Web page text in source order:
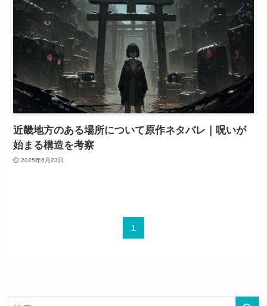
近畿地方のある場所について原作ネタバレ｜呪いが
始まる構造を考察
2025年6月23日
1